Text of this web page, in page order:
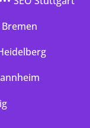
Bremen